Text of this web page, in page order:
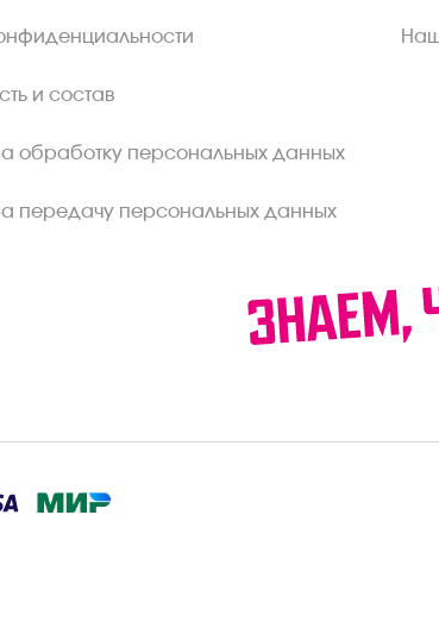
и состав
обработку персональных данных
передачу персональных данных